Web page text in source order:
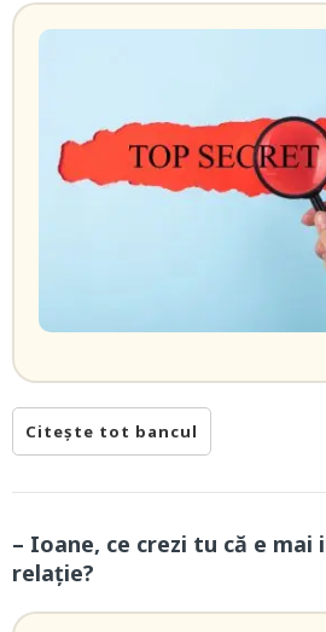
Citește tot bancul
– Ioane, ce crezi tu că e
relație?